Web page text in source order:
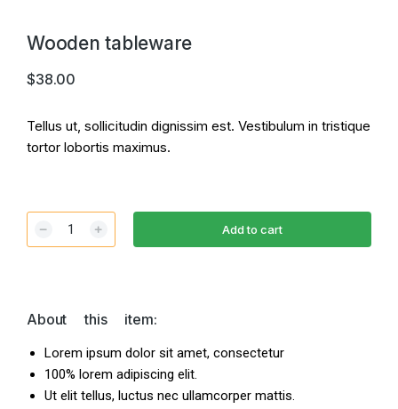
Wooden tableware
$38.00
Tellus ut, sollicitudin dignissim est. Vestibulum in tristique
tortor lobortis maximus.
﹣ ﹢ Add to cart
About this item:
Lorem ipsum dolor sit amet, consectetur
100% lorem adipiscing elit.
Ut elit tellus, luctus nec ullamcorper mattis.